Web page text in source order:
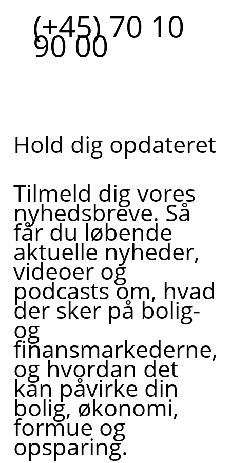
(+45) 70 10
90 00
Hold dig opdateret
Tilmeld dig vores
nyhedsbreve. Så
får du løbende
aktuelle nyheder,
videoer og
podcasts om, hvad
der sker på bolig-
og
finansmarkederne,
og hvordan det
kan påvirke din
bolig, økonomi,
formue og
opsparing.